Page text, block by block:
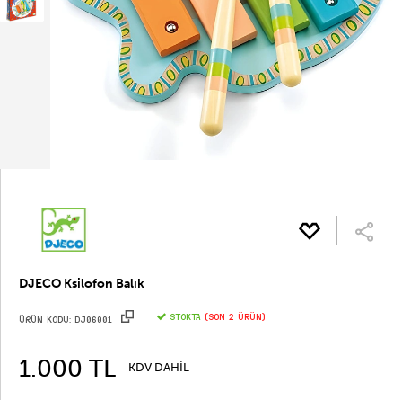
DJECO Ksilofon Balık
ÜRÜN KODU: dj06001 STOKTA (Son 2 ürün)
1.000 TL KDV DAHİL